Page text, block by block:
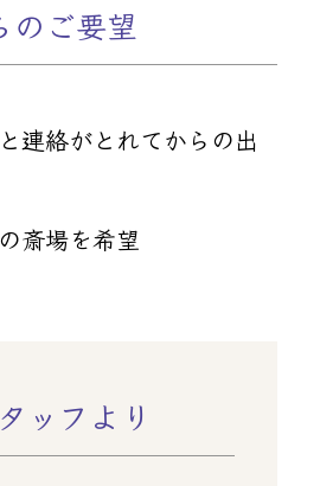
のご要望
連絡がとれてからの出
斎場を希望
ッフより